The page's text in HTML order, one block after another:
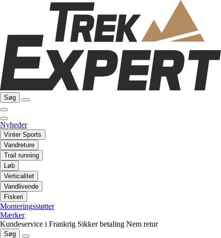
Søg
Nyheder
Vinter Sports
Vandreture
Trail running
Løb
Verticalitet
Vandlivende
Fiskeri
Monteringsstøtter
Mærker
Kundeservice i Frankrig Sikker betaling Nem retur
Søg